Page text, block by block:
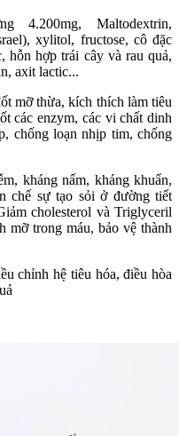
4.200mg, Maltodextrin,
xylitol, fructose, cô đặc
hỗn hợp trái cây và rau quả,
axit lactic...
mỡ thừa, kích thích làm tiêu
các enzym, các vi chất dinh
chống loạn nhịp tim, chống
kháng nấm, kháng khuẩn,
chế sự tạo sỏi ở đường tiết
cholesterol và Triglyceril
mỡ trong máu, bảo vệ thành
chỉnh hệ tiêu hóa, điều hòa